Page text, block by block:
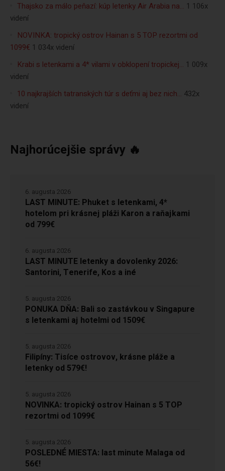
Thajsko za málo peňazí: kúp letenky Air Arabia na… 1 106x
videní
NOVINKA: tropický ostrov Hainan s 5 TOP rezortmi od
1099€ 1 034x videní
Krabi s letenkami a 4* vilami v obklopení tropickej… 1 009x
videní
10 najkrajších tatranských túr s deťmi aj bez nich… 432x
videní
Najhorúcejšie správy 🔥
LAST MINUTE: Phuket s letenkami, 4*
hotelom pri krásnej pláži Karon a raňajkami
od 799€
6. augusta 2026
LAST MINUTE letenky a dovolenky 2026:
Santorini, Tenerife, Kos a iné
6. augusta 2026
PONUKA DŇA: Bali so zastávkou v Singapure
s letenkami aj hotelmi od 1509€
5. augusta 2026
Filipíny: Tisíce ostrovov, krásne pláže a
letenky od 579€!
5. augusta 2026
NOVINKA: tropický ostrov Hainan s 5 TOP
rezortmi od 1099€
5. augusta 2026
POSLEDNÉ MIESTA: last minute Malaga od
56€!
5. augusta 2026